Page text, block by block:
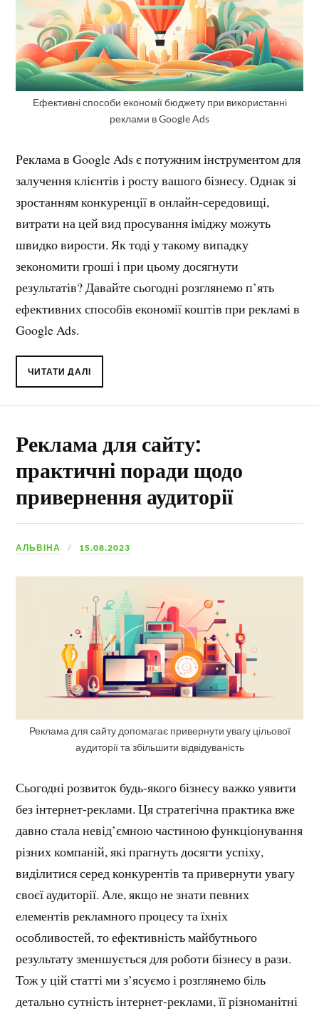
Ефективні способи економії бюджету при використанні
реклами в Google Ads
Реклама в Google Ads є потужним інструментом для
залучення клієнтів і росту вашого бізнесу. Однак зі
зростанням конкуренції в онлайн-середовищі,
витрати на цей вид просування іміджу можуть
швидко вирости. Як тоді у такому випадку
зекономити гроші і при цьому досягнути
результатів? Давайте сьогодні розглянемо п’ять
ефективних способів економії коштів при рекламі в
Google Ads.
ЧИТАТИ ДАЛІ
Реклама для сайту:
практичні поради щодо
привернення аудиторії
АЛЬВІНА 15.08.2023
Реклама для сайту допомагає привернути увагу цільової
аудиторії та збільшити відвідуваність
Сьогодні розвиток будь-якого бізнесу важко уявити
без інтернет-реклами. Ця стратегічна практика вже
давно стала невід’ємною частиною функціонування
різних компаній, які прагнуть досягти успіху,
виділитися серед конкурентів та привернути увагу
своєї аудиторії. Але, якщо не знати певних
елементів рекламного процесу та їхніх
особливостей, то ефективність майбутнього
результату зменшується для роботи бізнесу в рази.
Тож у цій статті ми з’ясуємо і розглянемо біль
детально сутність інтернет-реклами, її різноманітні